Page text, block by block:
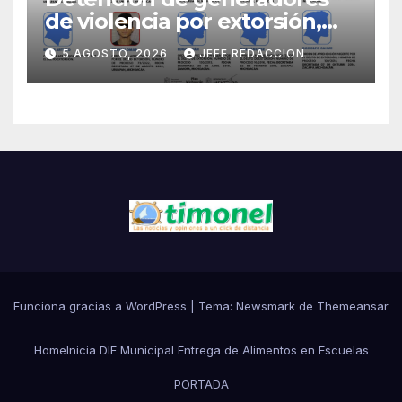
de violencia por extorsión,
pilar de la estrategia estatal:
SSP
5 AGOSTO, 2026 JEFE REDACCION
Funciona gracias a WordPress Tema: Newsmark de Themeansar
HomeInicia DIF Municipal Entrega de Alimentos en Escuelas
PORTADA